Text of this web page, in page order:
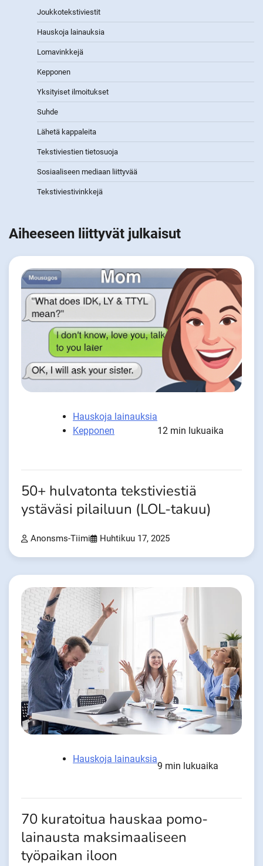
Joukkotekstiviestit
Hauskoja lainauksia
Lomavinkkejä
Kepponen
Yksityiset ilmoitukset
Suhde
Lähetä kappaleita
Tekstiviestien tietosuoja
Sosiaaliseen mediaan liittyvää
Tekstiviestivinkkejä
Aiheeseen liittyvät julkaisut
Hauskoja lainauksia
Kepponen
12 min lukuaika
50+ hulvatonta tekstiviestiä
ystäväsi pilailuun (LOL-takuu)
Anonsms-Tiimi Huhtikuu 17, 2025
Hauskoja lainauksia
9 min lukuaika
70 kuratoitua hauskaa pomo-
lainausta maksimaaliseen
työpaikan iloon